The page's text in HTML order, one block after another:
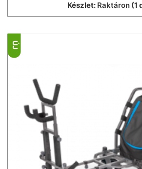
Készlet: Raktáron(1
ÚJ